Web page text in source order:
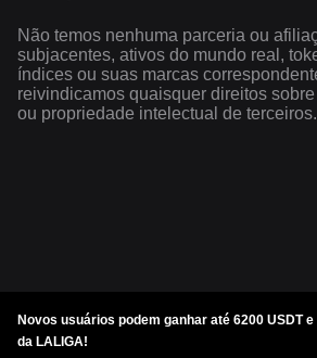
Não temos nenhuma parceria ou
subjacentes, ativos do mundo real,
índices ou suas marcas
reivindicamos quaisquer direitos
ou propriedade intelectual de terceiros.
Novos usuários podem ganhar até 6200 USDT
da LALIGA!